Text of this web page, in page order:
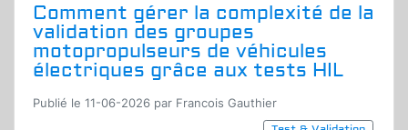
Comment gérer la complexité de la
validation des groupes
motopropulseurs de véhicules
électriques grâce aux tests HIL
Publié le 11-06-2026 par Francois Gauthier